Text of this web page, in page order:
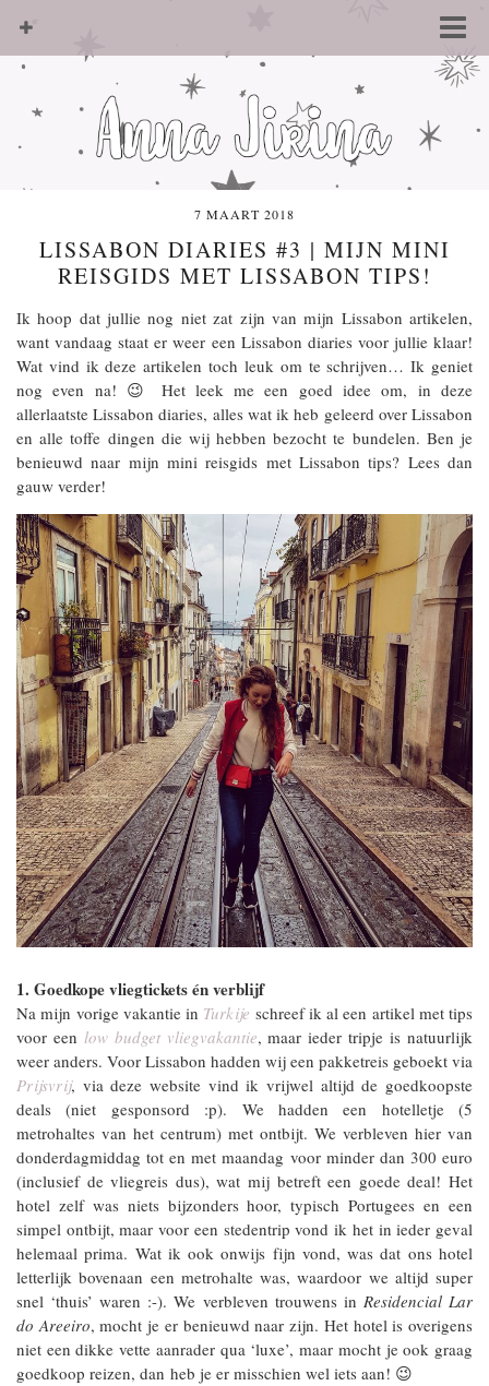
7 MAART 2018
LISSABON DIARIES #3 | MIJN MINI
REISGIDS MET LISSABON TIPS!
Ik hoop dat jullie nog niet zat zijn van mijn Lissabon artikelen,
want vandaag staat er weer een Lissabon diaries voor jullie klaar!
Wat vind ik deze artikelen toch leuk om te schrijven… Ik geniet
nog even na! 😉 Het leek me een goed idee om, in deze
allerlaatste Lissabon diaries, alles wat ik heb geleerd over Lissabon
en alle toffe dingen die wij hebben bezocht te bundelen. Ben je
benieuwd naar mijn mini reisgids met Lissabon tips? Lees dan
gauw verder!
1. Goedkope vliegtickets én verblijf
Na mijn vorige vakantie in Turkije schreef ik al een artikel met tips
voor een low budget vliegvakantie, maar ieder tripje is natuurlijk
weer anders. Voor Lissabon hadden wij een pakketreis geboekt via
Prijsvrij, via deze website vind ik vrijwel altijd de goedkoopste
deals (niet gesponsord :p). We hadden een hotelletje (5
metrohaltes van het centrum) met ontbijt. We verbleven hier van
donderdagmiddag tot en met maandag voor minder dan 300 euro
(inclusief de vliegreis dus), wat mij betreft een goede deal! Het
hotel zelf was niets bijzonders hoor, typisch Portugees en een
simpel ontbijt, maar voor een stedentrip vond ik het in ieder geval
helemaal prima. Wat ik ook onwijs fijn vond, was dat ons hotel
letterlijk bovenaan een metrohalte was, waardoor we altijd super
snel ‘thuis’ waren :-). We verbleven trouwens in Residencial Lar
do Areeiro, mocht je er benieuwd naar zijn. Het hotel is overigens
niet een dikke vette aanrader qua ‘luxe’, maar mocht je ook graag
goedkoop reizen, dan heb je er misschien wel iets aan! 😉